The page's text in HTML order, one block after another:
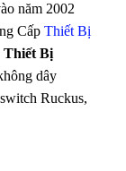
năm 2002
Cấp Thiết Bị
Thiết Bị
dây
Ruckus,